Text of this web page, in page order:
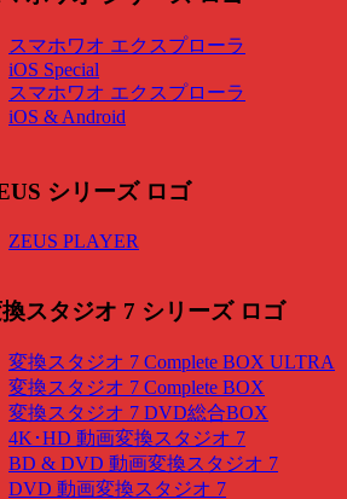
スマホワオ エクスプローラ
iOS Special
スマホワオ エクスプローラ
iOS & Android
ZEUS PLAYER
変換スタジオ 7 Complete BOX ULTRA
変換スタジオ 7 Complete BOX
変換スタジオ 7 DVD総合BOX
4K･HD 動画変換スタジオ 7
BD & DVD 動画変換スタジオ 7
DVD 動画変換スタジオ 7